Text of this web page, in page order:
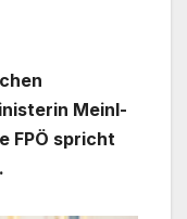
Meinl-
FPÖ spricht